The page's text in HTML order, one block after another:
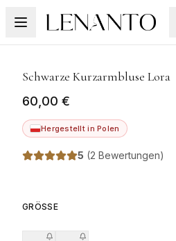
Schwarze Kurzarmbluse Lora
60,00 €
Hergestellt in Polen
5 (2 Bewertungen)
GRÖSSE